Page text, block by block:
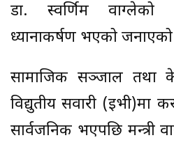
डा. स्वर्णिम
ध्यानाकर्षण भएको
सामाजिक सञ्जाल तथा
विद्युतीय सवारी (इभी)मा
सार्वजनिक भएपछि मन्त्री